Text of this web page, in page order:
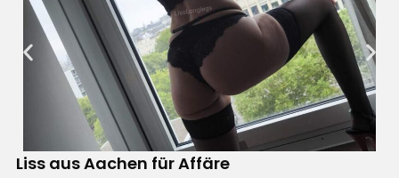
Liss aus Aachen für Affäre